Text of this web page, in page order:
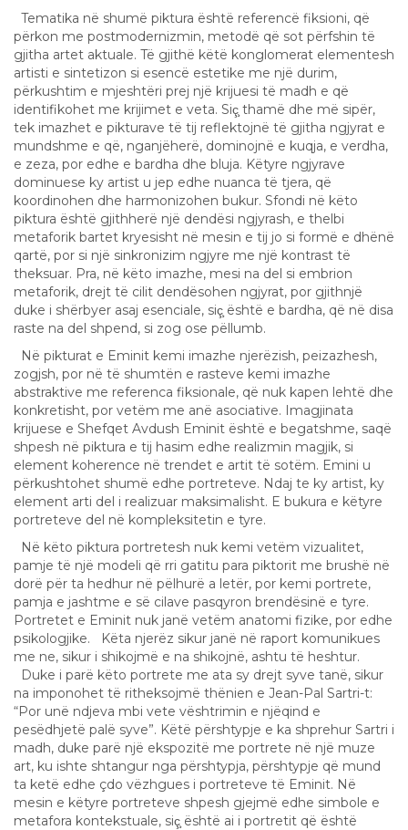
Tematika në shumë piktura është referencë fiksioni, që
përkon me postmodernizmin, metodë që sot përfshin të
gjitha artet aktuale. Të gjithë këtë konglomerat elementesh
artisti e sintetizon si esencë estetike me një durim,
përkushtim e mjeshtëri prej një krijuesi të madh e që
identifikohet me krijimet e veta. Siç̧ thamë dhe më sipër,
tek imazhet e pikturave të tij reflektojnë të gjitha ngjyrat e
mundshme e që, nganjëherë, dominojnë e kuqja, e verdha,
e zeza, por edhe e bardha dhe bluja. Këtyre ngjyrave
dominuese ky artist u jep edhe nuanca të tjera, që
koordinohen dhe harmonizohen bukur. Sfondi në këto
piktura është gjithherë një dendësi ngjyrash, e thelbi
metaforik bartet kryesisht në mesin e tij jo si formë e dhënë
qartë, por si një sinkronizim ngjyre me një kontrast të
theksuar. Pra, në këto imazhe, mesi na del si embrion
metaforik, drejt të cilit dendësohen ngjyrat, por gjithnjë
duke i shërbyer asaj esenciale, siç̧ është e bardha, që në disa
raste na del shpend, si zog ose pëllumb.
Në pikturat e Eminit kemi imazhe njerëzish, peizazhesh,
zogjsh, por në të shumtën e rasteve kemi imazhe
abstraktive me referenca fiksionale, që nuk kapen lehtë dhe
konkretisht, por vetëm me anë asociative. Imagjinata
krijuese e Shefqet Avdush Eminit është e begatshme, saqë
shpesh në piktura e tij hasim edhe realizmin magjik, si
element koherence në trendet e artit të sotëm. Emini u
përkushtohet shumë edhe portreteve. Ndaj te ky artist, ky
element arti del i realizuar maksimalisht. E bukura e këtyre
portreteve del në kompleksitetin e tyre.
Në këto piktura portretesh nuk kemi vetëm vizualitet,
pamje të një modeli që rri gatitu para piktorit me brushë në
dorë për ta hedhur në pëlhurë a letër, por kemi portrete,
pamja e jashtme e së cilave pasqyron brendësinë e tyre.
Portretet e Eminit nuk janë vetëm anatomi fizike, por edhe
psikologjike. Këta njerëz sikur janë në raport komunikues
me ne, sikur i shikojmë e na shikojnë, ashtu të heshtur.
Duke i parë këto portrete me ata sy drejt syve tanë, sikur
na imponohet të ritheksojmë thënien e Jean-Pal Sartri-t:
“Por unë ndjeva mbi vete vështrimin e njëqind e
pesëdhjetë palë syve”. Këtë përshtypje e ka shprehur Sartri i
madh, duke parë një ekspozitë me portrete në një muze
art, ku ishte shtangur nga përshtypja, përshtypje që mund
ta ketë edhe çdo vëzhgues i portreteve të Eminit. Në
mesin e këtyre portreteve shpesh gjejmë edhe simbole e
metafora kontekstuale, siç̧ është ai i portretit që është